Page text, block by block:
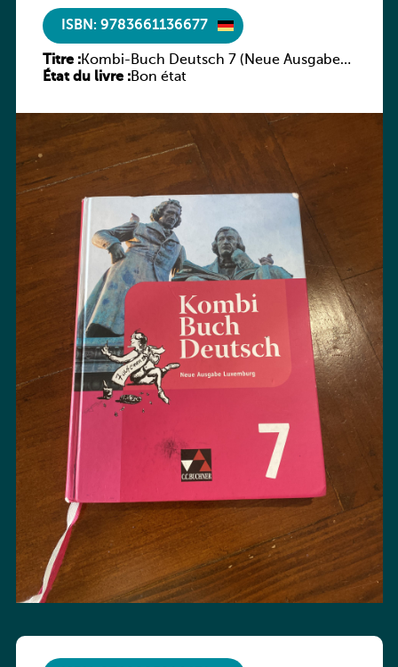
ISBN: 9783661136677
Titre :Kombi-Buch Deutsch 7 (Neue Ausgabe
Luxemburg)
État du livre :Bon état